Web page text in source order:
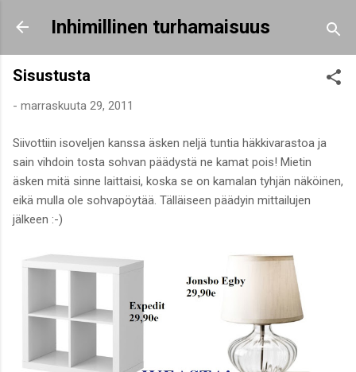
Siirry pääsisältöön
Inhimillinen turhamaisuus
Sisustusta
- marraskuuta 29, 2011
Siivottiin isoveljen kanssa äsken neljä tuntia häkkivarastoa ja
sain vihdoin tosta sohvan päädystä ne kamat pois! Mietin
äsken mitä sinne laittaisi, koska se on kamalan tyhjän näköinen,
eikä mulla ole sohvapöytää. Tälläiseen päädyin mittailujen
jälkeen :-)